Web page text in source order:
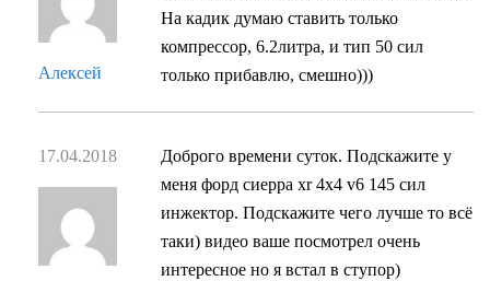
Алексей
На кадик думаю ставить только
компрессор, 6.2литра, и тип 50 сил
только прибавлю, смешно)))
17.04.2018
Доброго времени суток. Подскажите у
меня форд сиерра xr 4x4 v6 145 сил
инжектор. Подскажите чего лучше то всё
таки) видео ваше посмотрел очень
интересное но я встал в ступор)